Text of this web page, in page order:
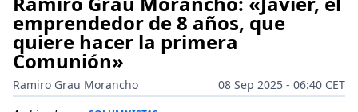
emprendedor de 8 años, que
quiere hacer la primera
Comunión»
Ramiro Grau Morancho
08 Sep 2025 - 06:40 CET